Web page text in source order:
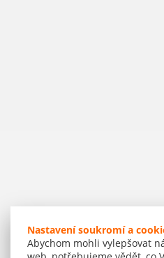
Nastavení soukromí a
Abychom mohli vylepšovat